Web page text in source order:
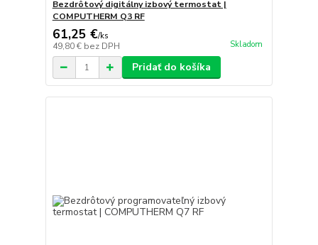
Bezdrôtový digitálny izbový termostat |
COMPUTHERM Q3 RF
61,25 €/ks
49,80 € bez DPH Skladom
Pridať do košíka